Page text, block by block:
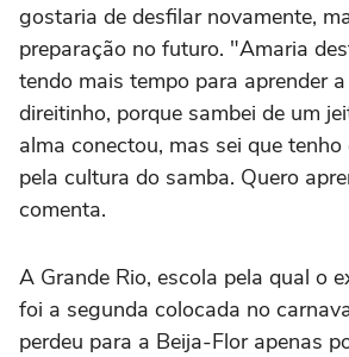
gostaria de desfilar novamente,
preparação no futuro. "Amaria
tendo mais tempo para aprender
direitinho, porque sambei de um
alma conectou, mas sei que
pela cultura do samba. Quero
comenta.
A Grande Rio, escola pela qual o
foi a segunda colocada no
perdeu para a Beija-Flor apenas